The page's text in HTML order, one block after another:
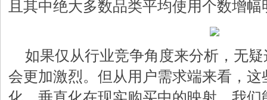
且其中绝大多数品类平均使用个数增幅
如果仅从行业竞争角度来分析，无
会更加激烈。但从用户需求端来看，